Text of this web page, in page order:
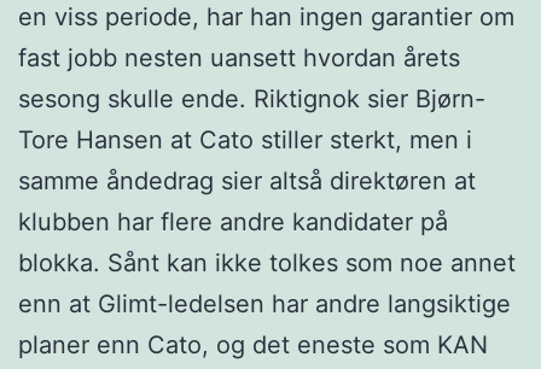
en viss periode, har han ingen garantier om
fast jobb nesten uansett hvordan årets
sesong skulle ende. Riktignok sier Bjørn-
Tore Hansen at Cato stiller sterkt, men i
samme åndedrag sier altså direktøren at
klubben har flere andre kandidater på
blokka. Sånt kan ikke tolkes som noe annet
enn at Glimt-ledelsen har andre langsiktige
planer enn Cato, og det eneste som KAN